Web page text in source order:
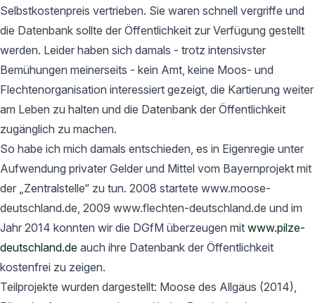
Selbstkostenpreis vertrieben. Sie waren schnell vergriffe und
die Datenbank sollte der Öffentlichkeit zur Verfügung gestellt
werden. Leider haben sich damals - trotz intensivster
Bemühungen meinerseits - kein Amt, keine Moos- und
Flechtenorganisation interessiert gezeigt, die Kartierung weiter
am Leben zu halten und die Datenbank der Öffentlichkeit
zugänglich zu machen.
So habe ich mich damals entschieden, es in Eigenregie unter
Aufwendung privater Gelder und Mittel vom Bayernprojekt mit
der „Zentralstelle“ zu tun. 2008 startete www.moose-
deutschland.de, 2009 www.flechten-deutschland.de und im
Jahr 2014 konnten wir die DGfM überzeugen mit www.pilze-
deutschland.de auch ihre Datenbank der Öffentlichkeit
kostenfrei zu zeigen.
Teilprojekte wurden dargestellt: Moose des Allgäus (2014),